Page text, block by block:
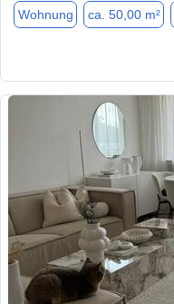
Wohnung ca. 50,00 m²